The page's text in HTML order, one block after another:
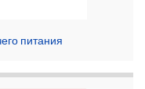
питания